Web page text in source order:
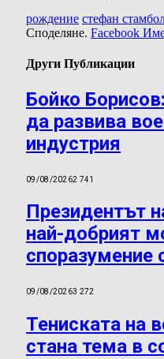
рождение стефан
Споделяне. Facebook
Други Публикации
Бойко
да развива
индустрия
09/08/20262 741
Президентът
най-добрият
09/08/20263 272
Тениската на
стана тема в